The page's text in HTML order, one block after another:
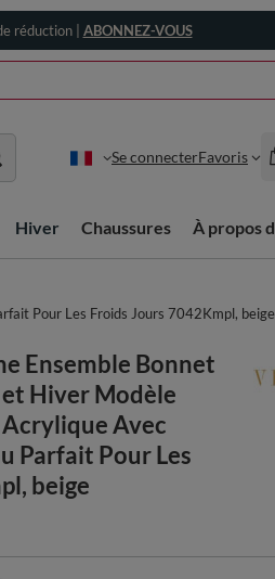
réduction | ABONNEZ-VOUS
Se connecterFavoris
Hiver Chaussures À propos
Pour Les Froids Jours 7042Kmpl, beige
Ensemble Bonnet
Hiver Modèle
Avec
Parfait Pour Les
beige